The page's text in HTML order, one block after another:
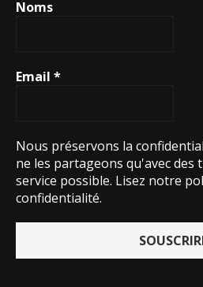
Noms
Email *
Nous préservons la
ne les partageons qu'avec des
service possible. Lisez notre
confidentialité.